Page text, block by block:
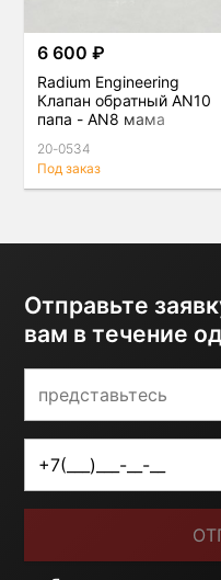
6 600 ₽
Radium Engineering
Клапан обратный AN10
папа - AN8 мама
20-0534
Под заказ
Отправьте
вам в течение